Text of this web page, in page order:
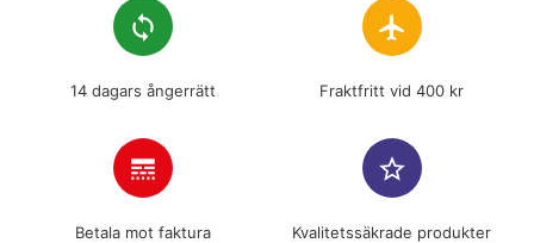
loop
14 dagars ångerrätt
flight
Fraktfritt vid 400 kr
line_style
Betala mot faktura
star_border
Kvalitetssäkrade produkter